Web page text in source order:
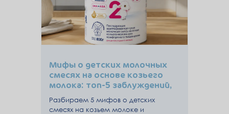
Мифы о детских молочных
смесях на основе козьего
молока: топ-5 заблуждений,
которые разбирают
эксперты для родителей
Разбираем 5 мифов о детских
смесях на козьем молоке и